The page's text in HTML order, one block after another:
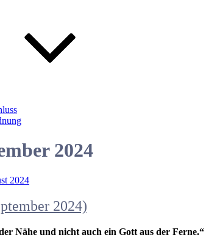
2024
2024
2024)
Nähe und nicht auch ein Gott aus der Ferne.“